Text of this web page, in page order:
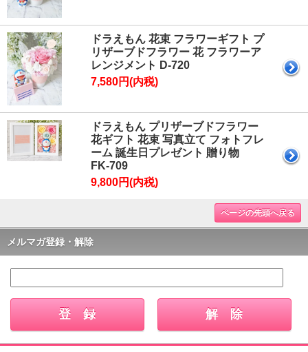
ドラえもん 花束 フラワーギフト プ
リザーブドフラワー 花 フラワーア
レンジメント D-720
7,580円(内税)
ドラえもん プリザーブドフラワー
花ギフト 花束 写真立て フォトフレ
ーム 誕生日プレゼント 贈り物
FK-709
9,800円(内税)
ページの先頭へ戻る
メルマガ登録・解除